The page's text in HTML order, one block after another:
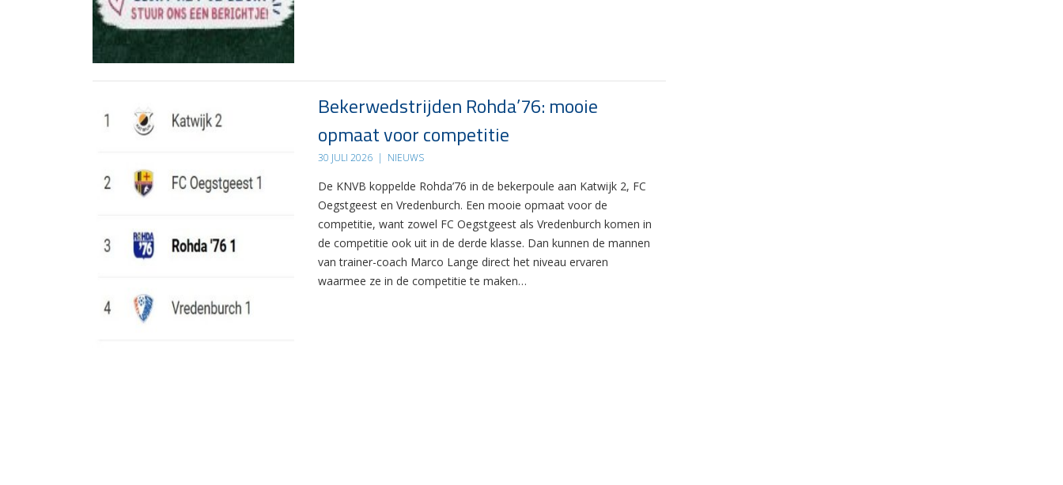
Bekerwedstrijden Rohda’76: mooie
opmaat voor competitie
30 JULI 2026 | NIEUWS
De KNVB koppelde Rohda’76 in de bekerpoule aan Katwijk 2, FC
Oegstgeest en Vredenburch. Een mooie opmaat voor de
competitie, want zowel FC Oegstgeest als Vredenburch komen in
de competitie ook uit in de derde klasse. Dan kunnen de mannen
van trainer-coach Marco Lange direct het niveau ervaren
waarmee ze in de competitie te maken…